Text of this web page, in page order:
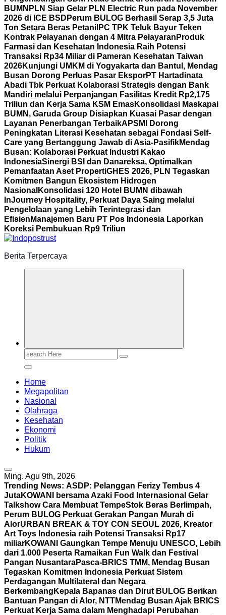
BUMN PLN Siap Gelar PLN Electric Run pada November
2026 di ICE BSD Perum BULOG Berhasil Serap 3,5 Juta
Ton Setara Beras Petani IPC TPK Teluk Bayur Teken
Kontrak Pelayanan dengan 4 Mitra Pelayaran Produk
Farmasi dan Kesehatan Indonesia Raih Potensi
Transaksi Rp34 Miliar di Pameran Kesehatan Taiwan
2026Kunjungi UMKM di Yogyakarta dan Bantul, Mendag
Busan Dorong Perluas Pasar EksporPT Hartadinata
Abadi Tbk Perkuat Kolaborasi Strategis dengan Bank
Mandiri melalui Perpanjangan Fasilitas Kredit Rp2,175
Triliun dan Kerja Sama KSM EmasKonsolidasi Maskapai
BUMN, Garuda Group Disiapkan Kuasai Pasar dengan
Layanan Penerbangan TerbaikAPSMI Dorong
Peningkatan Literasi Kesehatan sebagai Fondasi Self-
Care yang Bertanggung Jawab di Asia-PasifikMendag
Busan: Kolaborasi Perkuat Industri Kakao
IndonesiaSinergi BSI dan Danareksa, Optimalkan
Pemanfaatan Aset PropertiGHES 2026, PLN Tegaskan
Komitmen Bangun Ekosistem Hidrogen
Nasional Konsolidasi 120 Hotel BUMN dibawah
InJourney Hospitality, Perkuat Daya Saing melalui
Pengelolaan yang Lebih Terintegrasi dan
Efisien Manajemen Baru PT Pos Indonesia Laporkan
Koreksi Pembukuan Rp9 Triliun
Berita Terpercaya
Search
Home
Megapolitan
Nasional
Olahraga
Kesehatan
Ekonomi
Politik
Hukum
Ming. Agu 9th, 2026
Trending News: ASDP: Pelanggan Ferizy Tembus 4
JutaKOWANI bersama Azaki Food Internasional Gelar
Talkshow Cara Membuat TempeStok Beras Berlimpah,
Perum BULOG Perkuat Gerakan Pangan Murah di
AlorURBAN BREAK & TOY CON SEOUL 2026, Kreator
Art Toys Indonesia raih Potensi Transaksi Rp17
miliarKOWANI Gaungkan Tempe Menuju UNESCO, Lebih
dari 1.000 Peserta Ramaikan Fun Walk dan Festival
Pangan NusantaraPasca-BRICS TMM, Mendag Busan
Tegaskan Komitmen Indonesia Perkuat Sistem
Perdagangan Multilateral dan Negara
Berkembang Kepala Bapanas dan Dirut BULOG Berikan
Bantuan Pangan di Alor, NTTMendag Busan Ajak BRICS
Perkuat Kerja Sama dalam Menghadapi Perubahan